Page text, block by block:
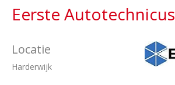
Eerste Autotechnicus
Locatie
Harderwijk